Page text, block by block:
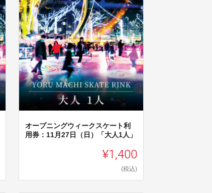
オープニングウィークスケート利
用券：11月27日（日）「大人1人」
¥1,400
(税込)